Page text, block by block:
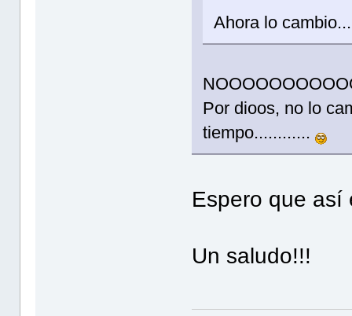
Ahora lo
Por dioos, no lo
tiempo............
Espero que
Un saludo!!!